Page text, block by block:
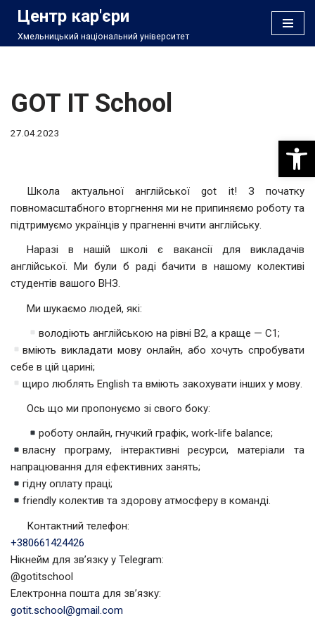
Перейти
Центр кар'єри
Хмельницький національний університет
GOT IT School
27.04.2023
Школа актуальної англійської got it! З початку
повномасштабного вторгнення ми не припиняємо роботу та
підтримуємо українців у прагненні вчити англійську.
Наразі в нашій школі є вакансії для викладачів
англійської. Ми були б раді бачити в нашому колективі
студентів вашого ВНЗ.
Ми шукаємо людей, які:
володіють англійською на рівні В2, а краще — С1;
вміють викладати мову онлайн, або хочуть спробувати
себе в цій царині;
щиро люблять English та вміють закохувати інших у мову.
Ось що ми пропонуємо зі свого боку:
роботу онлайн, гнучкий графік, work-life balance;
власну програму, інтерактивні ресурси, матеріали та
напрацювання для ефективних занять;
гідну оплату праці;
friendly колектив та здорову атмосферу в команді.
Контактний телефон:
+380661424426
Нікнейм для зв’язку у Telegram:
@gotitschool
Електронна пошта для зв’язку:
gotit.school@gmail.com